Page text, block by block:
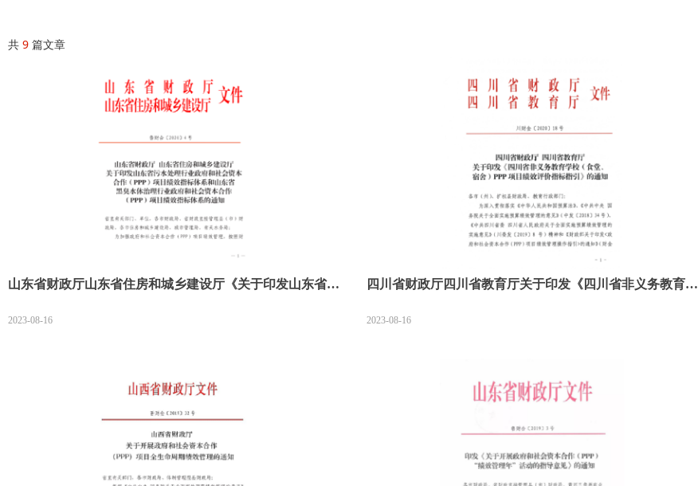
共 9 篇文章
山东省财政厅山东省住房和城乡建设厅《关于印发山东省污
2023-08-16
四川省财政厅四川省教育厅关于印发《四川省非义务教育学
2023-08-16